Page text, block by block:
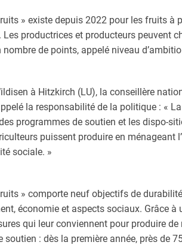
» existe depuis 2022 pour les fruits à
productrices et producteurs peuvent
de points, appelé niveau
à Hitzkirch (LU), la conseillère
la responsabilité de la politique : «
programmes de soutien et les dispo-
puissent produire en ménageant
sociale. »
» comporte neuf objectifs de
économie et aspects sociaux. Grâce à
qui leur conviennent pour produire de
: dès la première année, près de